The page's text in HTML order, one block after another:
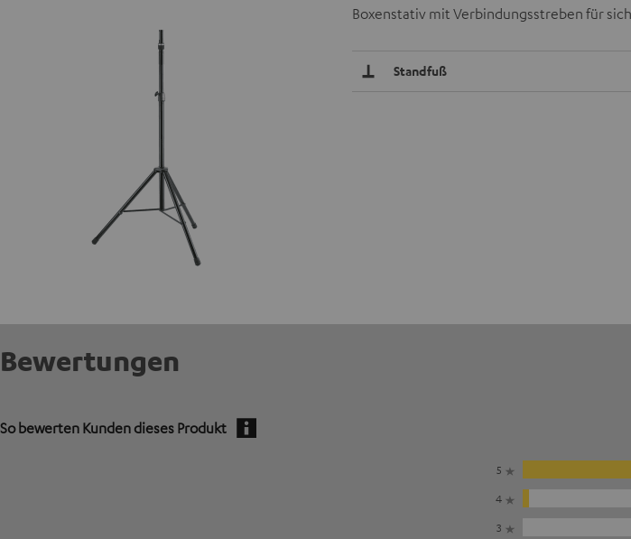
Boxenstativ mit Verbindungsstreben für
Standfuß
Bewertungen
So bewerten Kunden dieses Produkt
5
4
3